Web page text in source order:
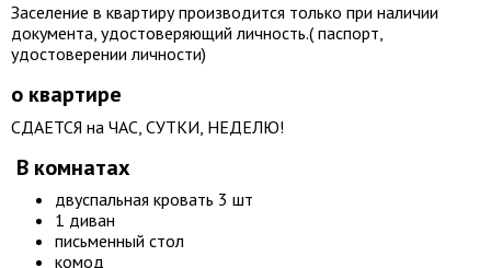
Заселение в квартиру производится только при наличии
документа, удостоверяющий личность.( паспорт,
удостоверении личности)
о квартире
СДАЕТСЯ на ЧАС, СУТКИ, НЕДЕЛЮ!
В комнатах
двуспальная кровать 3 шт
1 диван
письменный стол
комод